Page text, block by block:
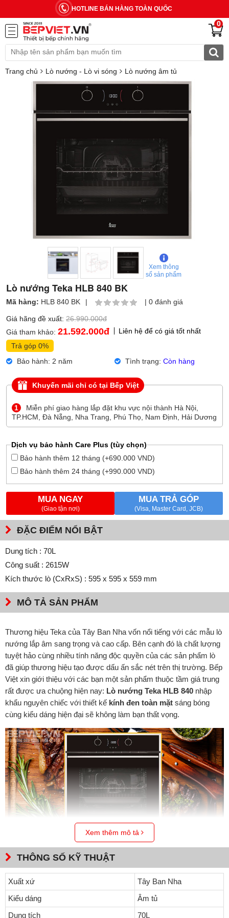
HOTLINE BÁN HÀNG TOÀN QUỐC
0
Trang chủ Lò nướng - Lò vi sóng Lò nướng âm tủ
Xem thông
số sản phẩm
Lò nướng Teka HLB 840 BK
Mã hàng: HLB 840 BK | | 0 đánh giá
Giá hãng đề xuất: 26.990.000đ
Giá tham khảo: 21.592.000đ
Liên hệ để có giá tốt nhất
Trả góp 0%
Bảo hành: 2 năm
Tình trạng: Còn hàng
Khuyến mãi chỉ có tại Bếp Việt
1
Miễn phí giao hàng lắp đặt khu vực nội thành Hà Nội,
TP.HCM, Đà Nẵng, Nha Trang, Phú Thọ, Nam Định, Hải Dương
Dịch vụ bảo hành Care Plus (tùy chọn)
Bảo hành thêm 12 tháng (+690.000 VND)
Bảo hành thêm 24 tháng (+990.000 VND)
MUA NGAY
(Giao tận nơi)
MUA TRẢ GÓP
(Visa, Master Card, JCB)
ĐẶC ĐIỂM NỔI BẬT
Dung tích : 70L
Công suất : 2615W
Kích thước lò (CxRxS) : 595 x 595 x 559 mm
MÔ TẢ SẢN PHẨM
Thương hiệu Teka của Tây Ban Nha vốn nổi tiếng với các mẫu lò
nướng lắp âm sang trọng và cao cấp. Bên cạnh đó là chất lượng
tuyệt hảo cùng nhiều tính năng độc quyền của các sản phẩm lò
đã giúp thương hiệu tạo được dấu ấn sắc nét trên thị trường. Bếp
Việt xin giới thiệu với các bạn một sản phẩm thuộc tầm giá trung
rất được ưa chuộng hiện nay: Lò nướng Teka HLB 840 nhập
khẩu nguyên chiếc với thiết kế kính đen toàn mặt sáng bóng
cùng kiểu dáng hiện đại sẽ không làm bạn thất vọng.
Thông số kỹ thuật:
Lắp âm tủ. Dung tích: 70L
Đánh giáLò nướng Teka HLB 840:
Mức năng lượng A+ tiết kiệm điện
Xem thêm mô tả
THÔNG SỐ KỸ THUẬT
Xuất xứ
Tây Ban Nha
Kiểu dáng
Âm tủ
Dung tích
70L